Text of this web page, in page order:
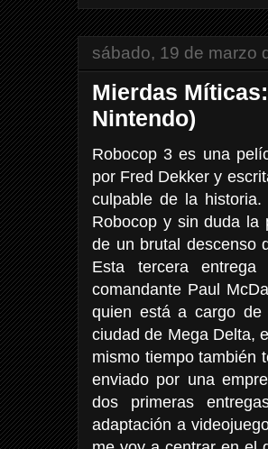
sábado, 19 de marzo
Mierdas
Nintendo)
Robocop 3 es una
por Fred Dekker y
culpable de la
Robocop y sin duda la
de un brutal descenso
Esta tercera
comandante Paul
quien está a cargo de
ciudad de Mega Delta,
mismo tiempo también
enviado por una
dos primeras
adaptación a